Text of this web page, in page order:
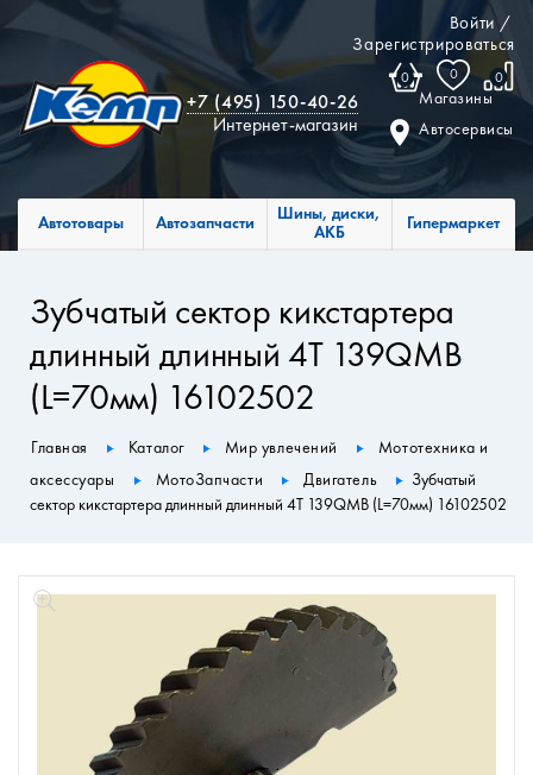
Войти /
Зарегистрироваться
0 0 0
Магазины
Автосервисы
+7 (495) 150-40-26
Интернет-магазин
Автотовары Автозапчасти
Шины, диски,
АКБ
Гипермаркет
Зубчатый сектор кикстартера
длинный длинный 4T 139QMB
(L=70мм) 16102502
Главная Каталог Мир увлечений
Мототехника и
аксессуары
МотоЗапчасти Двигатель
Зубчатый
сектор кикстартера длинный длинный 4T 139QMB (L=70мм) 16102502